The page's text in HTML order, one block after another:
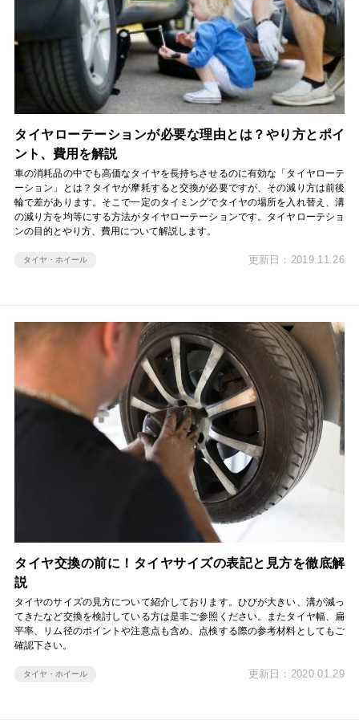
タイヤローテーションが必要な理由とは？やり方とポイ
ント、費用を解説
車の消耗品の中でも高価なタイヤを長持ちさせるのに有効な「タイヤローテ
ーション」とは？タイヤが摩耗すると交換が必要ですが、その減り方は前後
輪で差があります。そこで一定のタイミングでタイヤの場所を入れ替え、溝
の減り方を均等にする方法がタイヤローテーションです。タイヤローテショ
ンの目的とやり方、費用について解説します。
タイヤ・ホイール 更新日：2019.11.26
タイヤ交換の前に！タイヤサイズの表記と見方を徹底解
説
タイヤのサイズの見方について紹介しております。ひびが大きい、溝が減っ
てきたなど交換を検討している方は是非ご参照ください。またタイヤ幅、扁
平率、リム径のポイントや注意点も含め、点検する際の参考材料としてもご
確認下さい。
タイヤ・ホイール 更新日：2020.01.29